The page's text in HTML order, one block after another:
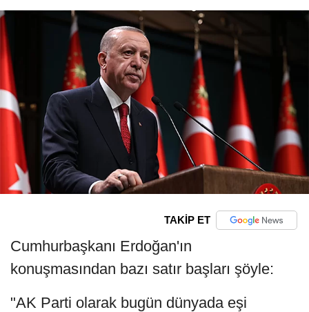
TAKİP ET
Cumhurbaşkanı Erdoğan'ın
konuşmasından bazı satır başları şöyle:
"AK Parti olarak bugün dünyada eşi